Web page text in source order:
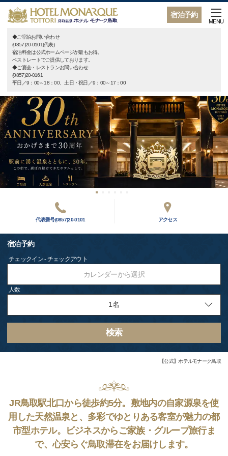
宿泊予約
MENU
◆ご宿泊お問い合わせ
(0857)20-0101(代表)
宿泊料金は公式ホームページが最もお得。
ベストレートでご提供しております。
◆ご宴会・レストランお問い合わせ
(0857)20-0161
平日／9：00～18：00、土日・祝日／9：00～17：00
代表番号(0857)20-0101 アクセス
宿泊予約
チェックイン - チェックアウト
カレンダーから選択
人数
検索
【公式】ホテルモナーク鳥取
JR鳥取駅北口から徒歩約5分。敷地内の自家源泉を使
用した天然温泉と、多彩でゆとりある客室が魅力の都
市型ホテル。ビジネスからご家族・グループ旅行ま
で、心安らぐ鳥取滞在をお届けします。